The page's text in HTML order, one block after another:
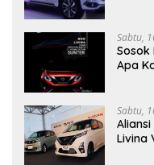
Sabtu,
Sosok
Apa
Sabtu,
Livina